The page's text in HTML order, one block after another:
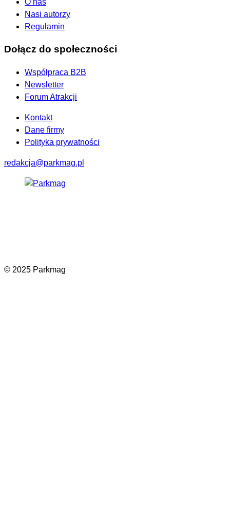
Nasi autorzy
Regulamin
Dołącz do społeczności
Współpraca B2B
Newsletter
Forum Atrakcji
Kontakt
Dane firmy
Polityka prywatności
redakcja@parkmag.pl
© 2025 Parkmag